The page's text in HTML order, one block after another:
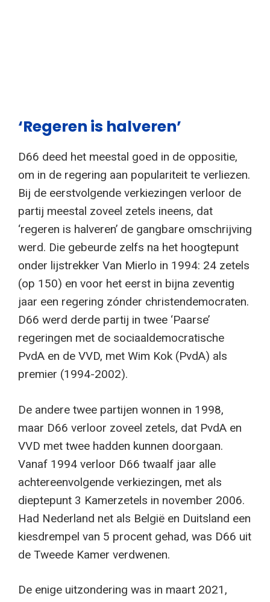
‘Regeren is halveren’
D66 deed het meestal goed in de oppositie,
om in de regering aan populariteit te verliezen.
Bij de eerstvolgende verkiezingen verloor de
partij meestal zoveel zetels ineens, dat
‘regeren is halveren’ de gangbare omschrijving
werd. Die gebeurde zelfs na het hoogtepunt
onder lijstrekker Van Mierlo in 1994: 24 zetels
(op 150) en voor het eerst in bijna zeventig
jaar een regering zónder christendemocraten.
D66 werd derde partij in twee ‘Paarse’
regeringen met de sociaaldemocratische
PvdA en de VVD, met Wim Kok (PvdA) als
premier (1994-2002).
De andere twee partijen wonnen in 1998,
maar D66 verloor zoveel zetels, dat PvdA en
VVD met twee hadden kunnen doorgaan.
Vanaf 1994 verloor D66 twaalf jaar alle
achtereenvolgende verkiezingen, met als
dieptepunt 3 Kamerzetels in november 2006.
Had Nederland net als België en Duitsland een
kiesdrempel van 5 procent gehad, was D66 uit
de Tweede Kamer verdwenen.
De enige uitzondering was in maart 2021,